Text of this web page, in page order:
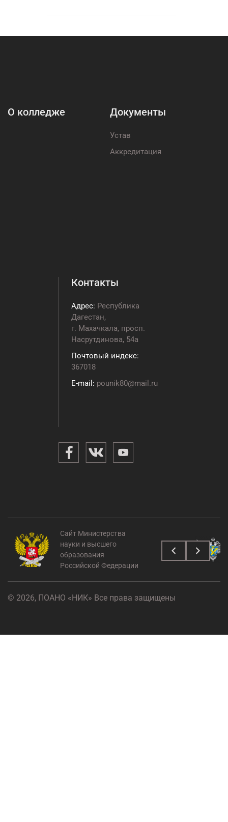
О колледже Документы
Устав
Аккредитация
Контакты
Адрес: Республика
Дагестан,
г. Махачкала, просп.
Насрутдинова, 54а
Почтовый индекс:
367018
E-mail: pounik80@mail.ru
Сайт Министерства
науки и высшего
образования
Российской Федерации
© 2026, ПОАНО «НИК» Все права защищены